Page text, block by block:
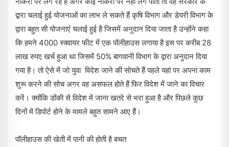
द्वारा चलाई हुई योजनाओं का लाभ ले सकते हैं कृषि विभाग और डेयरी विभाग के
द्वारा बहुत सी योजनाएं चलाई हुई है जिसमें अनुदान दिया जाता है उन्होंने कहा
कि हमने 4000 स्क्वायर फीट में एक पॉलीहाउस लगाया है इस पर करीब 28
लाख रुपए खर्च हुआ था जिसमें 50% बागवानी विभाग के द्वारा अनुदान दिया
गया है। तो ऐसे में जो युवा विदेश जाने की सोचते हैं पहले यहां पर अपना काम
शुरू करने की सोच अगर वह असफल होते हैं फिर विदेश में जाने का विचार
करें। क्योंकि डोंकी से विदेश में जाना खतरे से भरा हुआ है और पिछले कुछ
दिनों में डिपोर्ट होने के मामले बहुत सामने आए हैं।
पॉलीहाउस की खेती में पानी की होती है बचत